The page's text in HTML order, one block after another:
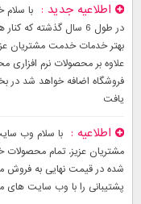
اطلاعیه جدید
با
در طول 6 سال گذشته
بهتر خدمات خدمت مشتریان
علاوه بر محصولات نرم افزاری
فروشگاه اضافه خواهد شد در
یافت
اطلاعیه
با سلام وب
شده در قیمت نهایی به فروش
پشتیبانی را با وب سایت های